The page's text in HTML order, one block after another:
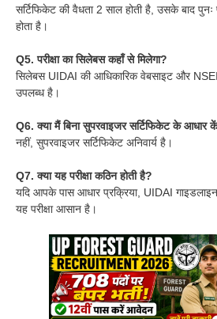
सर्टिफिकेट की वैधता 2 साल होती है, उसके बाद पुनः
होता है।
Q5. परीक्षा का सिलेबस कहाँ से मिलेगा?
सिलेबस UIDAI की आधिकारिक वेबसाइट और
उपलब्ध है।
Q6. क्या मैं बिना सुपरवाइजर सर्टिफिकेट के आधार
नहीं, सुपरवाइजर सर्टिफिकेट अनिवार्य है।
Q7. क्या यह परीक्षा कठिन होती है?
यदि आपके पास आधार प्रक्रिया, UIDAI
यह परीक्षा आसान है।